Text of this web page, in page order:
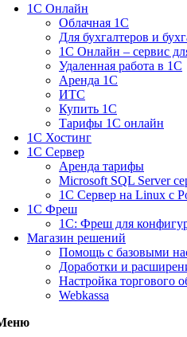
1С Онлайн
Облачная 1С
Для бухгалтеров и
1C Онлайн – сервис
Удаленная работа в 1С
Аренда 1С
ИТС
Купить 1С
Тарифы 1С онлайн
1С Хостинг
1С Сервер
Аренда тарифы
Microsoft SQL Server
1С Сервер на Linux c
1С Фреш
1С: Фреш для
Магазин решений
Помощь с базовыми
Доработки и
Настройка торгового
Webkassa